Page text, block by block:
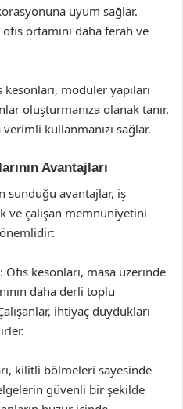
uyum sağlar.
ortamını daha ferah ve
modüler yapıları
oluşturmanıza olanak tanır.
verimli kullanmanızı sağlar.
Avantajları
sunduğu avantajlar, iş
ve çalışan memnuniyetini
Ofis kesonları, masa üzerinde
daha derli toplu
ihtiyaç duydukları
kilitli bölmeleri sayesinde
güvenli bir şekilde